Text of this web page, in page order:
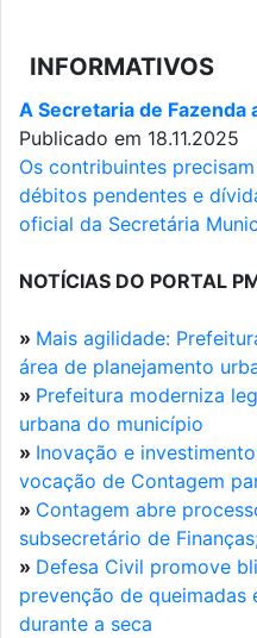
INFORMATIVOS
A Secretaria de Fazenda
Publicado em 18.11.2025
Os contribuintes
débitos pendentes e
oficial da Secretária
NOTÍCIAS DO PORTAL
» Mais agilidade:
área de planejamento
» Prefeitura moderniza
urbana do município
» Inovação e
vocação de Contagem
» Contagem abre
subsecretário de
» Defesa Civil promove
prevenção de queimadas
durante a seca